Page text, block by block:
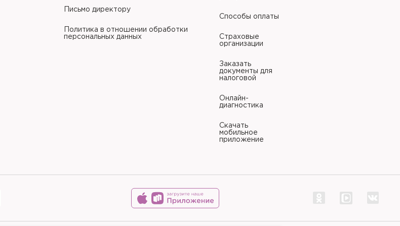
Письмо директору
Политика в отношении обработки
персональных данных
Способы оплаты
Страховые
организации
Заказать
документы для
налоговой
Онлайн-
диагностика
Скачать
мобильное
приложение